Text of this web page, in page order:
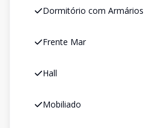
Dormitório com Armários
Frente Mar
Hall
Mobiliado